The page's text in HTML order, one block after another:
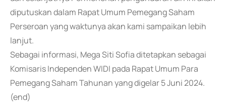
diputuskan dalam Rapat Umum Pemegang Saham
Perseroan yang waktunya akan kami sampaikan lebih
lanjut.
Sebagai informasi, Mega Siti Sofia ditetapkan sebagai
Komisaris Independen WIDI pada Rapat Umum Para
Pemegang Saham Tahunan yang digelar 5 Juni 2024.
(end)